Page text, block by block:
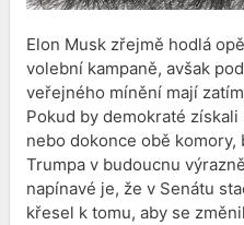
Elon Musk zřejmě hodlá
volební kampaně, avšak
veřejného mínění mají
Pokud by demokraté
nebo dokonce obě komory,
Trumpa v budoucnu
napínavé je, že v Senátu
křesel k tomu, aby se